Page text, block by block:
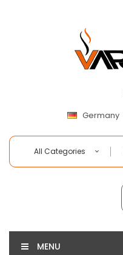
Germany
All Categories
MENU